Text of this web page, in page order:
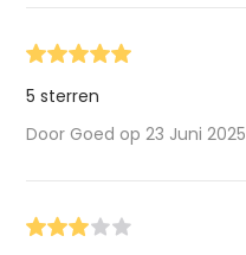
5 sterren
Door Goed op 23 Juni 2025